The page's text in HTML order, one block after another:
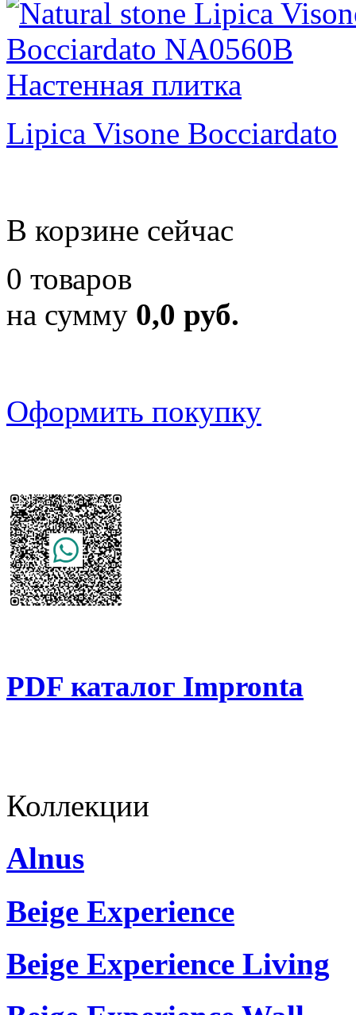
Lipica Visone Bocciardato
В корзине сейчас
0 товаров
на сумму 0,0 руб.
Оформить покупку
PDF каталог Impronta
Коллекции
Alnus
Beige Experience
Beige Experience Living